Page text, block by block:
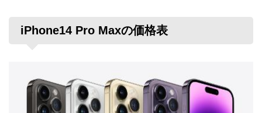
iPhone14 Pro Maxの価格表